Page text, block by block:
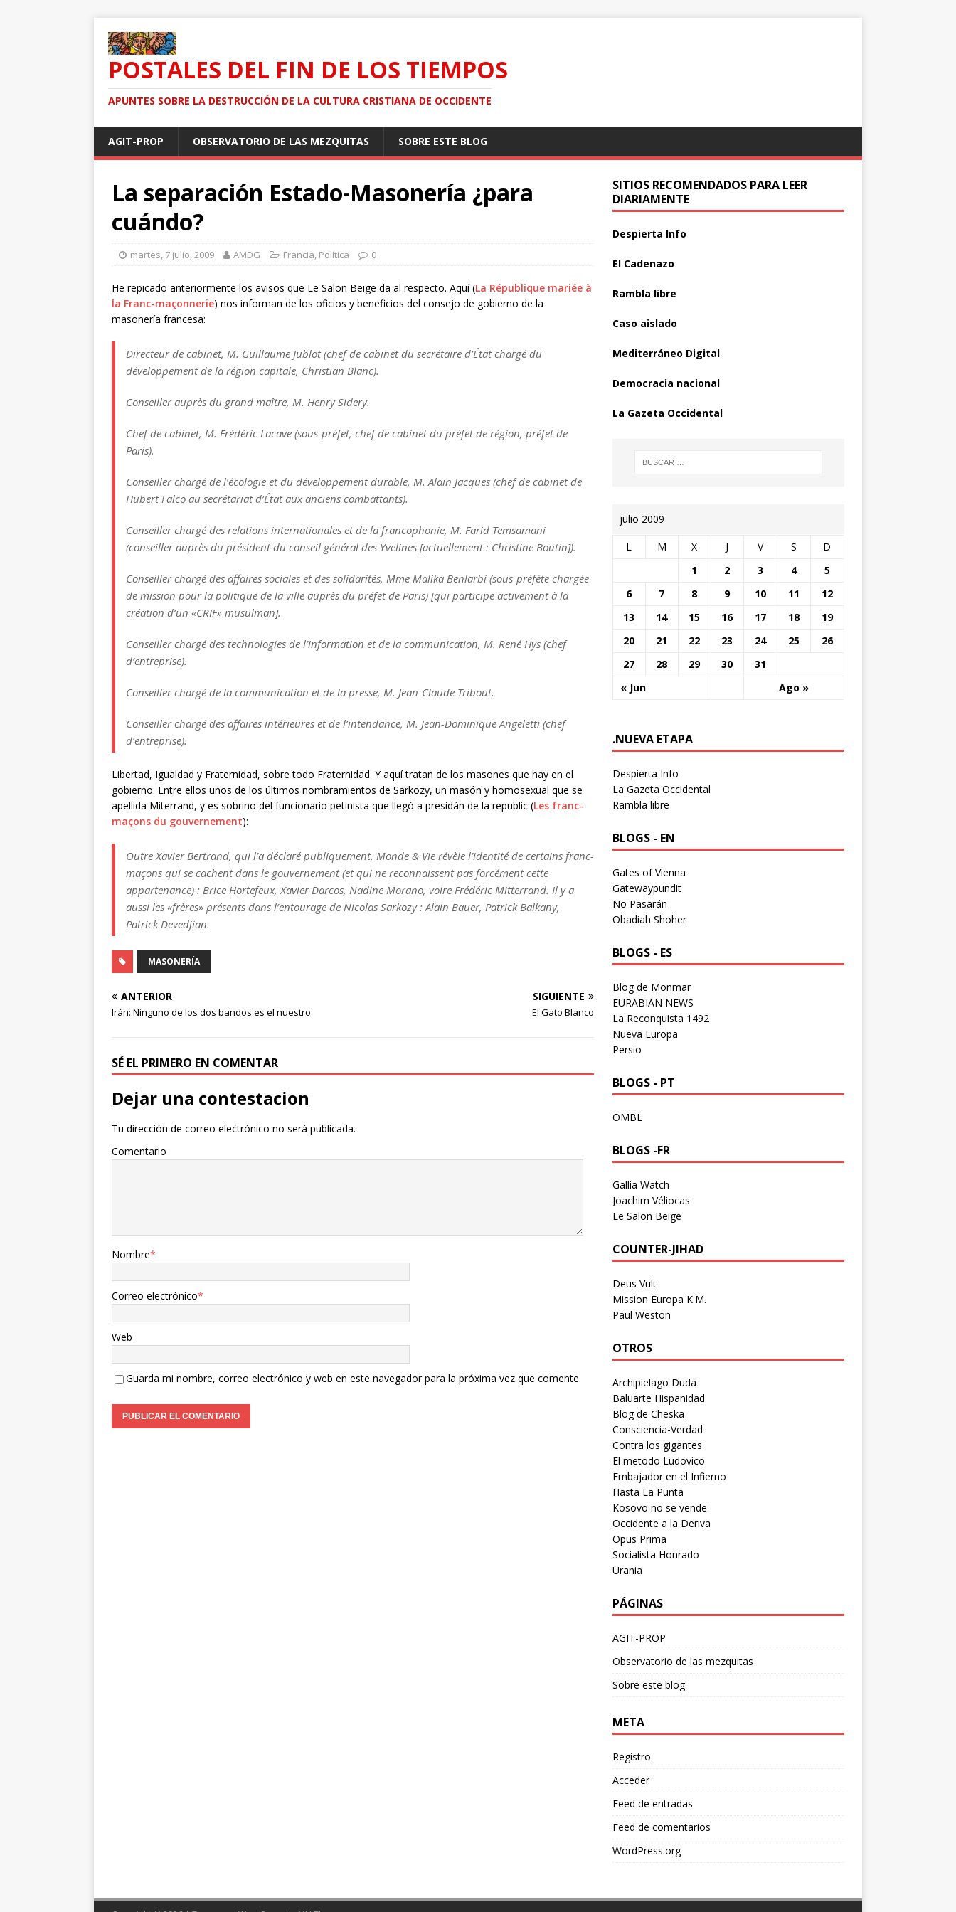
POSTALES DEL FIN DE LOS TIEMPOS
APUNTES SOBRE LA DESTRUCCIÓN DE LA CULTURA CRISTIANA DE OCCIDENTE
AGIT-PROP OBSERVATORIO DE LAS MEZQUITAS SOBRE ESTE BLOG
La separación Estado-Masonería ¿para
cuándo?
martes, 7 julio, 2009 AMDG Francia, Política 0
He repicado anteriormente los avisos que Le Salon Beige da al respecto. Aquí (La République mariée à
la Franc-maçonnerie) nos informan de los oficios y beneficios del consejo de gobierno de la
masonería francesa:
Directeur de cabinet, M. Guillaume Jublot (chef de cabinet du secrétaire d’État chargé du
développement de la région capitale, Christian Blanc).
Conseiller auprès du grand maître, M. Henry Sidery.
Chef de cabinet, M. Frédéric Lacave (sous-préfet, chef de cabinet du préfet de région, préfet de
Paris).
Conseiller chargé de l’écologie et du développement durable, M. Alain Jacques (chef de cabinet de
Hubert Falco au secrétariat d’État aux anciens combattants).
Conseiller chargé des relations internationales et de la francophonie, M. Farid Temsamani
(conseiller auprès du président du conseil général des Yvelines [actuellement : Christine Boutin]).
Conseiller chargé des affaires sociales et des solidarités, Mme Malika Benlarbi (sous-préfète chargée
de mission pour la politique de la ville auprès du préfet de Paris) [qui participe activement à la
création d’un «CRIF» musulman].
Conseiller chargé des technologies de l’information et de la communication, M. René Hys (chef
d’entreprise).
Conseiller chargé de la communication et de la presse, M. Jean-Claude Tribout.
Conseiller chargé des affaires intérieures et de l’intendance, M. Jean-Dominique Angeletti (chef
d’entreprise).
Libertad, Igualdad y Fraternidad, sobre todo Fraternidad. Y aquí tratan de los masones que hay en el
gobierno. Entre ellos unos de los últimos nombramientos de Sarkozy, un masón y homosexual que se
apellida Miterrand, y es sobrino del funcionario petinista que llegó a presidán de la republic (Les franc-
maçons du gouvernement):
Outre Xavier Bertrand, qui l’a déclaré publiquement, Monde & Vie révèle l’identité de certains franc-
maçons qui se cachent dans le gouvernement (et qui ne reconnaissent pas forcément cette
appartenance) : Brice Hortefeux, Xavier Darcos, Nadine Morano, voire Frédéric Mitterrand. Il y a
aussi les «frères» présents dans l’entourage de Nicolas Sarkozy : Alain Bauer, Patrick Balkany,
Patrick Devedjian.
MASONERÍA
ANTERIOR
Irán: Ninguno de los dos bandos es el nuestro
SIGUIENTE
El Gato Blanco
SÉ EL PRIMERO EN COMENTAR
Dejar una contestacion
Tu dirección de correo electrónico no será publicada.
Comentario
Nombre*
Correo electrónico*
Web
Guarda mi nombre, correo electrónico y web en este navegador para la próxima vez que comente.
SITIOS RECOMENDADOS PARA LEER
DIARIAMENTE
Despierta Info
El Cadenazo
Rambla libre
Caso aislado
Mediterráneo Digital
Democracia nacional
La Gazeta Occidental
julio 2009
L M X J V S D
« Jun Ago »
1 2 3 4
5
6
7 8 9 10 11
12
13
14 15 16 17 18
19
20
21 22 23 24 25
26
27
28 29 30 31
.NUEVA ETAPA
Despierta Info
La Gazeta Occidental
Rambla libre
BLOGS - EN
Gates of Vienna
Gatewaypundit
No Pasarán
Obadiah Shoher
BLOGS - ES
Blog de Monmar
EURABIAN NEWS
La Reconquista 1492
Nueva Europa
Persio
BLOGS - PT
OMBL
BLOGS -FR
Gallia Watch
Joachim Véliocas
Le Salon Beige
COUNTER-JIHAD
Deus Vult
Mission Europa K.M.
Paul Weston
OTROS
Archipielago Duda
Baluarte Hispanidad
Blog de Cheska
Consciencia-Verdad
Contra los gigantes
El metodo Ludovico
Embajador en el Infierno
Hasta La Punta
Kosovo no se vende
Occidente a la Deriva
Opus Prima
Socialista Honrado
Urania
PÁGINAS
AGIT-PROP
Observatorio de las mezquitas
Sobre este blog
META
Registro
Acceder
Feed de entradas
Feed de comentarios
WordPress.org